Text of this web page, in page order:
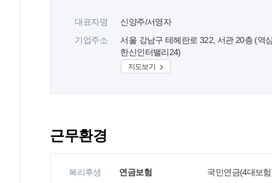
대표자명
신양주/서영자
기업주소
서울 강남구 테헤란로 322, 서관 20층 (역
한신인터밸리24)
지도보기
근무환경
복리후생 연금보험
국민연금(4대보